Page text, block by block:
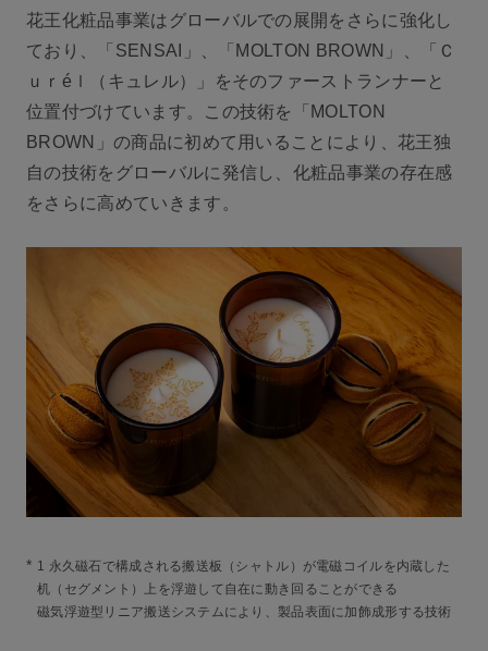
花王化粧品事業はグローバルでの展開をさらに強化し
ており、「SENSAI」、「MOLTON BROWN」、「Ｃ
ｕｒéｌ（キュレル）」をそのファーストランナーと
位置付づけています。この技術を「MOLTON
BROWN」の商品に初めて用いることにより、花王独
自の技術をグローバルに発信し、化粧品事業の存在感
をさらに高めていきます。
* 1 永久磁石で構成される搬送板（シャトル）が電磁コイルを内蔵した
机（セグメント）上を浮遊して自在に動き回ることができる
磁気浮遊型リニア搬送システムにより、製品表面に加飾成形する技術